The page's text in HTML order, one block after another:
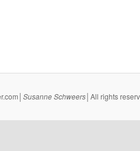
Susanne Schweers│All rights